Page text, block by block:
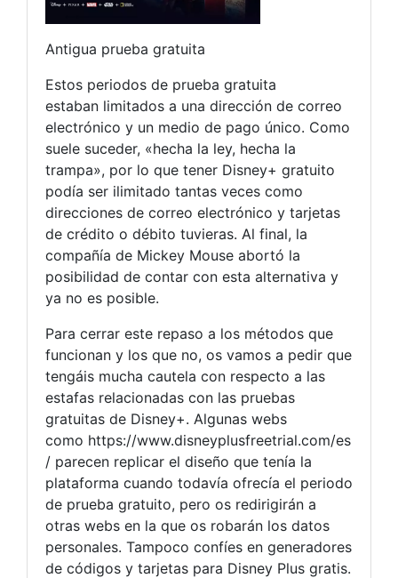
Antigua prueba gratuita
Estos periodos de prueba gratuita
estaban limitados a una dirección de correo
electrónico y un medio de pago único. Como
suele suceder, «hecha la ley, hecha la
trampa», por lo que tener Disney+ gratuito
podía ser ilimitado tantas veces como
direcciones de correo electrónico y tarjetas
de crédito o débito tuvieras. Al final, la
compañía de Mickey Mouse abortó la
posibilidad de contar con esta alternativa y
ya no es posible.
Para cerrar este repaso a los métodos que
funcionan y los que no, os vamos a pedir que
tengáis mucha cautela con respecto a las
estafas relacionadas con las pruebas
gratuitas de Disney+. Algunas webs
como https://www.disneyplusfreetrial.com/es
/ parecen replicar el diseño que tenía la
plataforma cuando todavía ofrecía el periodo
de prueba gratuito, pero os redirigirán a
otras webs en la que os robarán los datos
personales. Tampoco confíes en generadores
de códigos y tarjetas para Disney Plus gratis.